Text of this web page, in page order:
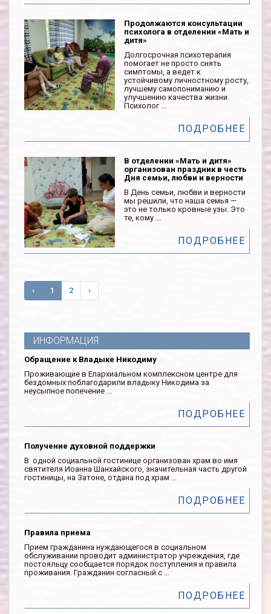
Продолжаются консультации
психолога в отделении «Мать и
дитя»
Долгосрочная психотерапия
помогает не просто снять
симптомы, а ведет к
устойчивому личностному росту,
лучшему самопониманию и
улучшению качества жизни.
Психолог ...
ПОДРОБНЕЕ
В отделении «Мать и дитя»
организован праздник в честь
Дня семьи, любви и верности
В День семьи, любви и верности
мы решили, что наша семья —
это не только кровные узы. Это
те, кому ...
ПОДРОБНЕЕ
‹ 1 2 ›
ИНФОРМАЦИЯ
Обращение к Владыке Никодиму
Проживающие в Епархиальном комплексном центре для
бездомных поблагодарили владыку Никодима за
неусыпное попечение ...
ПОДРОБНЕЕ
Получение духовной поддержки
В одной социальной гостинице организован храм во имя
святителя Иоанна Шанхайского, значительная часть другой
гостиницы, на Затоне, отдана под храм ...
ПОДРОБНЕЕ
Правила приема
Прием гражданина нуждающегося в социальном
обслуживании проводит администратор учреждения, где
постояльцу сообщается порядок поступления и правила
проживания. Гражданин согласный с ...
ПОДРОБНЕЕ